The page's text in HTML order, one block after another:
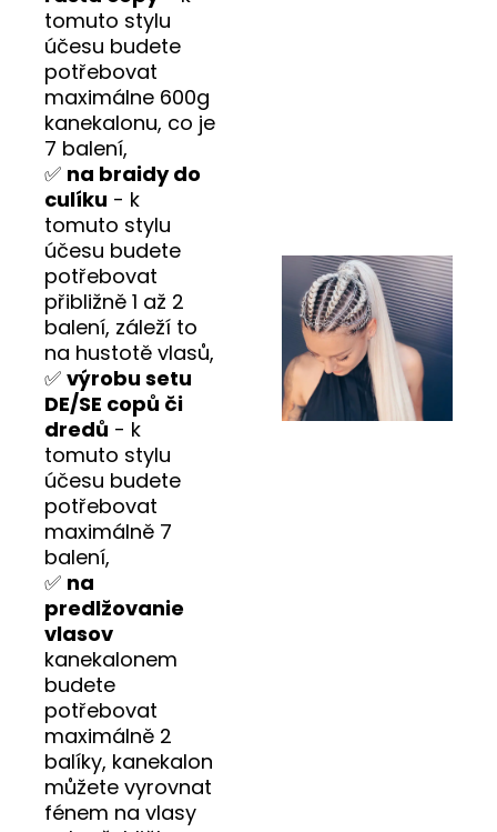
tomuto stylu
účesu budete
potřebovat
maximálne 600g
kanekalonu, co je
7 balení,
✅ na braidy do
culíku - k
tomuto stylu
účesu budete
potřebovat
přibližně 1 až 2
balení, záleží to
na hustotě vlasů,
✅ výrobu setu
DE/SE copů či
dredů - k
tomuto stylu
účesu budete
potřebovat
maximálně 7
balení,
✅ na
predlžovanie
vlasov
kanekalonem
budete
potřebovat
maximálně 2
balíky, kanekalon
můžete vyrovnat
fénem na vlasy